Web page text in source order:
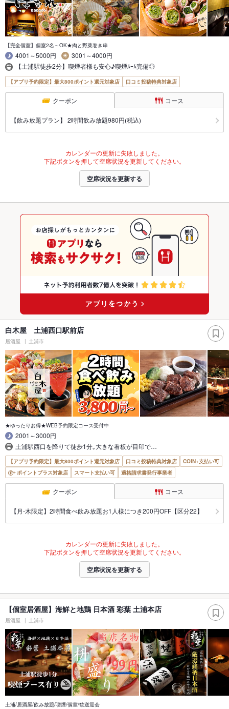
【完全個室】個室2名～OK★肉と野菜巻き串
4001～5000円
3001～4000円
【土浦駅徒歩2分】喫煙者様も安心♪喫煙ﾙｰﾑ完備◎
【アプリ予約限定】最大800ポイント還元対象店 口コミ投稿特典対象店
クーポン コース
【飲み放題プラン】 2時間飲み放題980円(税込)
カレンダーの更新に失敗しました。
下記ボタンを押して空席状況を更新してください。
空席状況を更新する
白木屋 土浦西口駅前店
居酒屋 土浦市
★ゆったりお得★WEB予約限定コース受付中
2001～3000円
土浦駅西口を降りて徒歩1分｡大きな看板が目印で…
【アプリ予約限定】最大800ポイント還元対象店 口コミ投稿特典対象店
COIN+支払い可
ポイントプラス対象店
スマート支払い可 適格請求書発行事業者
クーポン コース
【月‐木限定】2時間食べ飲み放題お1人様につき200円OFF【区分22】
カレンダーの更新に失敗しました。
下記ボタンを押して空席状況を更新してください。
空席状況を更新する
【個室居酒屋】海鮮と地鶏 日本酒 彩葉 土浦本店
居酒屋 土浦市
土浦/居酒屋/飲み放題/喫煙/個室/歓送迎会